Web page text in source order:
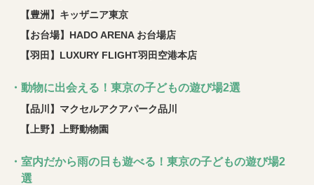
【豊洲】キッザニア東京
【お台場】HADO ARENA お台場店
【羽田】LUXURY FLIGHT羽田空港本店
・動物に出会える！東京の子どもの遊び場2選
【品川】マクセルアクアパーク品川
【上野】上野動物園
・室内だから雨の日も遊べる！東京の子どもの遊び場2
選